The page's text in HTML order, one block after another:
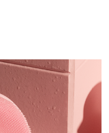
Prep Gel
gelSolution
Set
& 18% PAP gel
達日期 06/08/2026
達日期 08/08/2026